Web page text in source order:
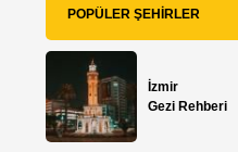
POPÜLER ŞEHIRLER
İzmir
Gezi Rehberi